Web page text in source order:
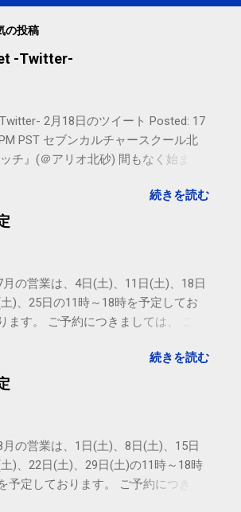
の投稿
-Twitter-
2月18日のツイート Posted: 17
PST セブンカルチャースクール北
チ』(＠アリオ北砂) 間もなく始まり
updates from サクマフィジカルコ
(@SPCstyle) - Twilog To stop
by Google Google Inc., 1600
Mountain View, CA 94043,
続きを読む
月の営業は、4日(土)、11日(土)、18日
)、25日の11時～18時を予定してお
ります。 ご予約につきましては、 こち
れないことがありますので、ご予約、
問い合わせはSMS（ショートメッセ
続きを読む
月の営業は、1日(土)、8日(土)、15日
)、22日(土)、29日(土)の11時～18時
予定しております。 ご予約につきま